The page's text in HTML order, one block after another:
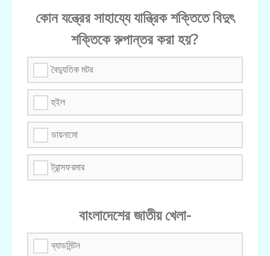
কোন যন্ত্রের সাহায্যে যান্ত্রিক শক্তিতে বিদুৎ
শক্তিকে রুপান্তর করা হয়?
বৈদ্যুতিক মটর
হুইল
ডায়নামো
ট্রান্সফরমার
বাংলাদেশের জাতীয় খেলা-
ব্যাডমিন্টন